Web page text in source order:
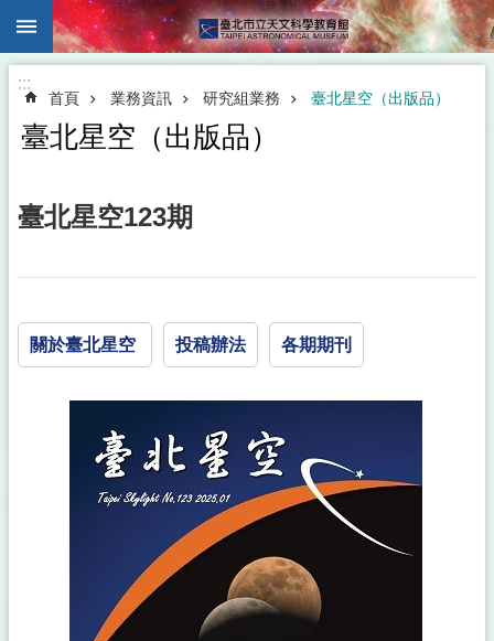
跳到主要內容區塊
:::
首頁 業務資訊 研究組業務 臺北星空（出版品）
臺北星空（出版品）
臺北星空123期
關於臺北星空 投稿辦法 各期期刊